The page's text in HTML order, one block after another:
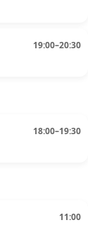
19:00–20:30
18:00–19:30
11:00